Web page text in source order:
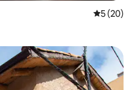
Note
5 (20)